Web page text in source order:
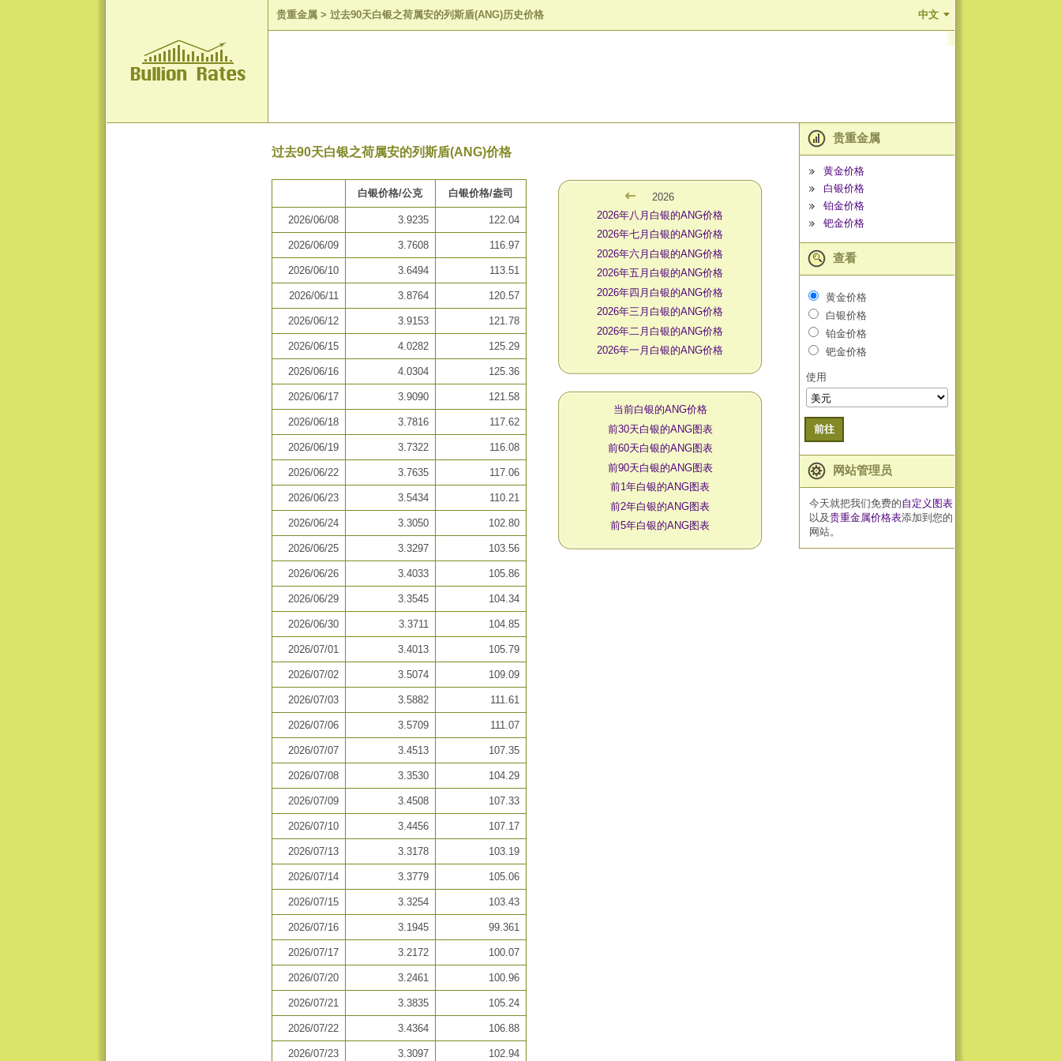
贵重金属 > 过去90天白银之荷属安的列斯盾(ANG)历史价格 中文
过去90天白银之荷属安的列斯盾(ANG)价格
白银价格/公克 白银价格/盎司
2026/06/08 3.9235 122.04
2026/06/09 3.7608 116.97
2026/06/10 3.6494 113.51
2026/06/11 3.8764 120.57
2026/06/12 3.9153 121.78
2026/06/15 4.0282 125.29
2026/06/16 4.0304 125.36
2026/06/17 3.9090 121.58
2026/06/18 3.7816 117.62
2026/06/19 3.7322 116.08
2026/06/22 3.7635 117.06
2026/06/23 3.5434 110.21
2026/06/24 3.3050 102.80
2026/06/25 3.3297 103.56
2026/06/26 3.4033 105.86
2026/06/29 3.3545 104.34
2026/06/30 3.3711 104.85
2026/07/01 3.4013 105.79
2026/07/02 3.5074 109.09
2026/07/03 3.5882 111.61
2026/07/06 3.5709 111.07
2026/07/07 3.4513 107.35
2026/07/08 3.3530 104.29
2026/07/09 3.4508 107.33
2026/07/10 3.4456 107.17
2026/07/13 3.3178 103.19
2026/07/14 3.3779 105.06
2026/07/15 3.3254 103.43
2026/07/16 3.1945 99.361
2026/07/17 3.2172 100.07
2026/07/20 3.2461 100.96
2026/07/21 3.3835 105.24
2026/07/22 3.4364 106.88
2026/07/23 3.3097 102.94
2026
2026年八月白银的ANG价格
2026年七月白银的ANG价格
2026年六月白银的ANG价格
2026年五月白银的ANG价格
2026年四月白银的ANG价格
2026年三月白银的ANG价格
2026年二月白银的ANG价格
2026年一月白银的ANG价格
当前白银的ANG价格
前30天白银的ANG图表
前60天白银的ANG图表
前90天白银的ANG图表
前1年白银的ANG图表
前2年白银的ANG图表
前5年白银的ANG图表
贵重金属
黄金价格
白银价格
铂金价格
钯金价格
查看
黄金价格
白银价格
铂金价格
钯金价格
使用
前往
网站管理员
今天就把我们免费的自定义图表
以及贵重金属价格表添加到您的
网站。